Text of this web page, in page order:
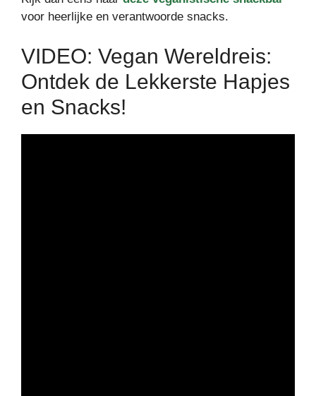
voor heerlijke en verantwoorde snacks.
VIDEO: Vegan Wereldreis:
Ontdek de Lekkerste Hapjes
en Snacks!